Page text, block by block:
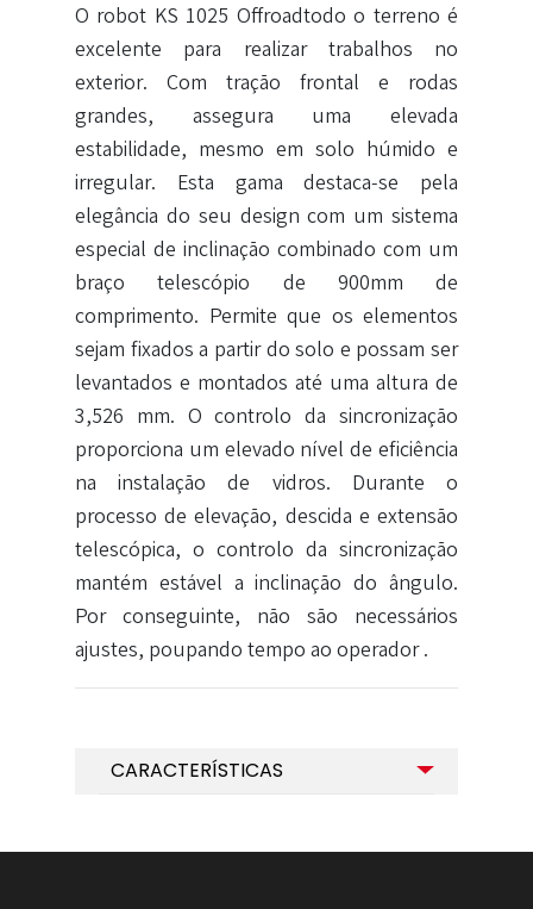
O robot KS 1025 Offroadtodo o terreno é
excelente para realizar trabalhos no
exterior. Com tração frontal e rodas
grandes, assegura uma elevada
estabilidade, mesmo em solo húmido e
irregular. Esta gama destaca-se pela
elegância do seu design com um sistema
especial de inclinação combinado com um
braço telescópio de 900mm de
comprimento. Permite que os elementos
sejam fixados a partir do solo e possam ser
levantados e montados até uma altura de
3,526 mm. O controlo da sincronização
proporciona um elevado nível de eficiência
na instalação de vidros. Durante o
processo de elevação, descida e extensão
telescópica, o controlo da sincronização
mantém estável a inclinação do ângulo.
Por conseguinte, não são necessários
ajustes, poupando tempo ao operador .
CARACTERÍSTICAS